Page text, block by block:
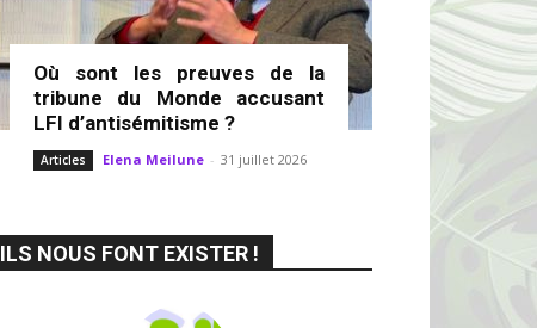
Où sont les preuves de la
tribune du Monde accusant
LFI d’antisémitisme ?
Articles Elena Meilune - 31 juillet 2026
ILS NOUS FONT EXISTER !